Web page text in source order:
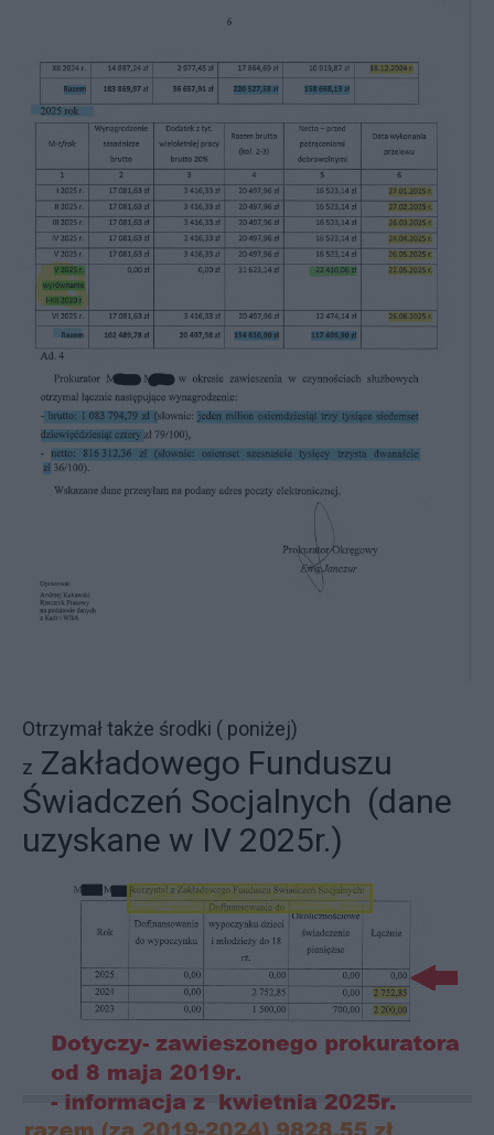
Otrzymał także środki ( poniżej)
z Zakładowego Funduszu
Świadczeń Socjalnych (dane
uzyskane w IV 2025r.)